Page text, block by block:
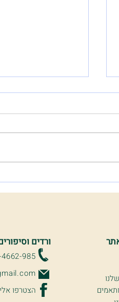
הצצה אל 'מאחורי
ורדים
985
הצטרפו